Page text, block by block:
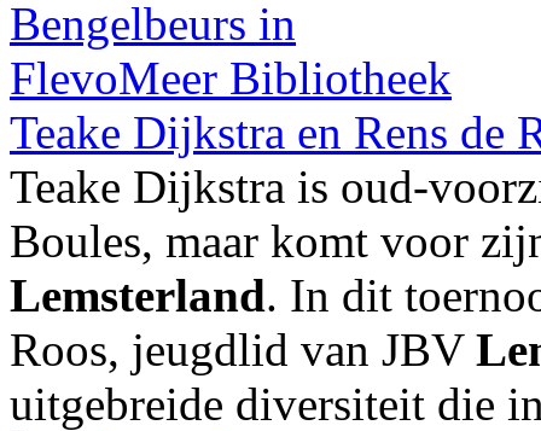
Teake Dijkstra en Rens de
Teake Dijkstra is oud-
Boules, maar komt voor
Lemsterland. In dit
Roos, jeugdlid van JBV
uitgebreide diversiteit die